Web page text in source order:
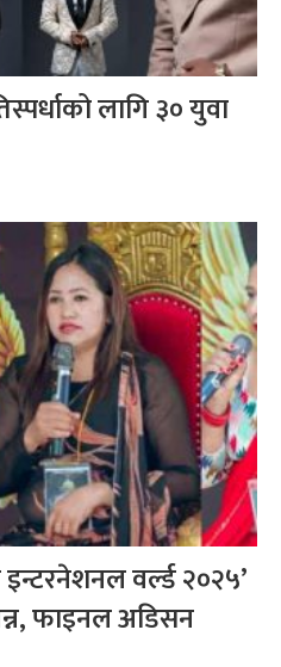
लागि ३० युवा
वर्ल्ड २०२५’
फाइनल अडिसन